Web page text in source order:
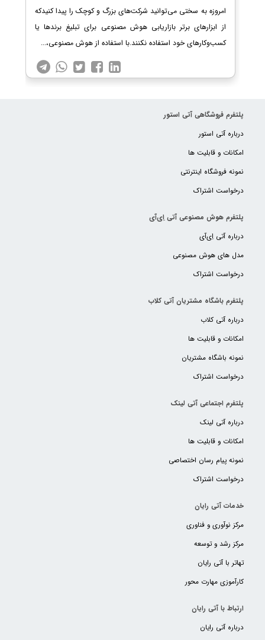
امروزه به سختی می‌توانید شرکت‌های بزرگ و کوچک را پیدا کنیدکه
از ابزارهای برتر بازاریابی هوش مصنوعی برای تبلیغ برندها یا
کسب‌وکارهای خود استفاده نکنند.با استفاده از هوش مصنوعی،...
پلتفرم فروشگاهی آتی استور
درباره آتی استور
امکانات و قابلیت ها
نمونه فروشگاه اینترنتی
درخواست اشتراک
پلتفرم هوش مصنوعی آتی اِی‌آی
درباره آتی اِی‌آی
مدل های هوش مصنوعی
درخواست اشتراک
پلتفرم باشگاه مشتریان آتی کلاب
درباره آتی کلاب
امکانات و قابلیت ها
نمونه باشگاه مشتریان
درخواست اشتراک
پلتفرم اجتماعی آتی لینک
درباره آتی لینک
امکانات و قابلیت ها
نمونه پیام رسان اختصاصی
درخواست اشتراک
خدمات آتی رایان
مرکز نوآوری و فناوری
مرکز رشد و توسعه
تهاتر با آتی رایان
کارآموزی مهارت محور
ارتباط با آتی رایان
درباره آتی رایان